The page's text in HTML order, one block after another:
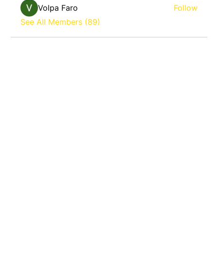
Volpa Faro
Follow
See All Members (89)